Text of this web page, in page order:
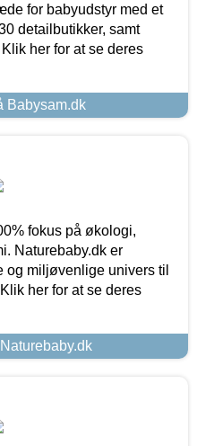
for babyudstyr med et
detailbutikker, samt
her for at se deres
Babysam.dk
fokus på økologi,
Naturebaby.dk er
og miljøvenlige univers til
her for at se deres